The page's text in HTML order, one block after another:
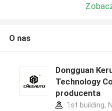
O nas
Dongguan
Technology
producenta
1st building,